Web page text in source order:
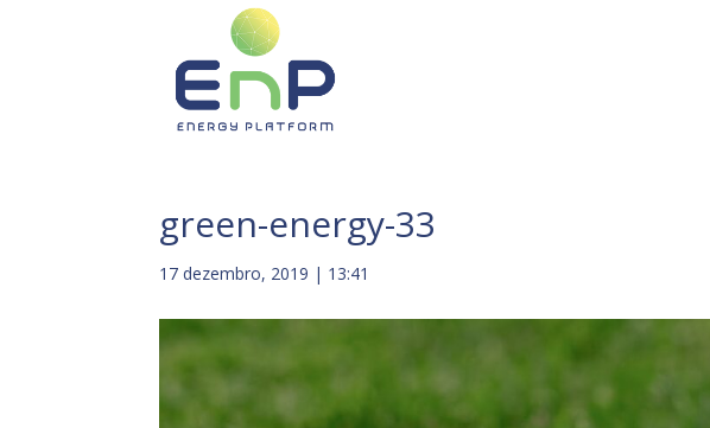
green-energy-33
17 dezembro, 2019 | 13:41